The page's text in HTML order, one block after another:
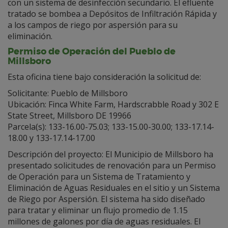
con un sistema de desinfección secundario. El efluente
tratado se bombea a Depósitos de Infiltración Rápida y
a los campos de riego por aspersión para su
eliminación.
Permiso de Operación del Pueblo de
Millsboro
Esta oficina tiene bajo consideración la solicitud de:
Solicitante: Pueblo de Millsboro
Ubicación: Finca White Farm, Hardscrabble Road y 302 E
State Street, Millsboro DE 19966
Parcela(s): 133-16.00-75.03; 133-15.00-30.00; 133-17.14-
18.00 y 133-17.14-17.00
Descripción del proyecto: El Municipio de Millsboro ha
presentado solicitudes de renovación para un Permiso
de Operación para un Sistema de Tratamiento y
Eliminación de Aguas Residuales en el sitio y un Sistema
de Riego por Aspersión. El sistema ha sido diseñado
para tratar y eliminar un flujo promedio de 1.15
millones de galones por día de aguas residuales. El